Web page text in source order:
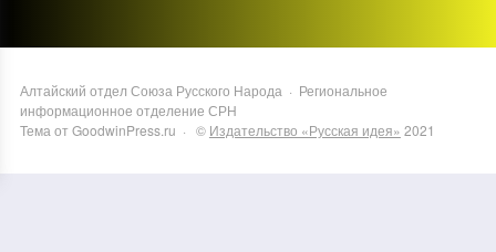
Алтайский отдел Союза Русского Народа · Региональное
информационное отделение СРН
Тема от GoodwinPress.ru · © Издательство «Русская идея» 2021